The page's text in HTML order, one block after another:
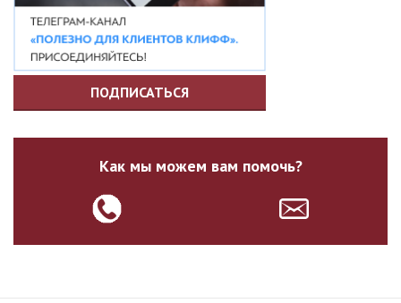
ПОДПИСАТЬСЯ
Как мы можем вам помочь?